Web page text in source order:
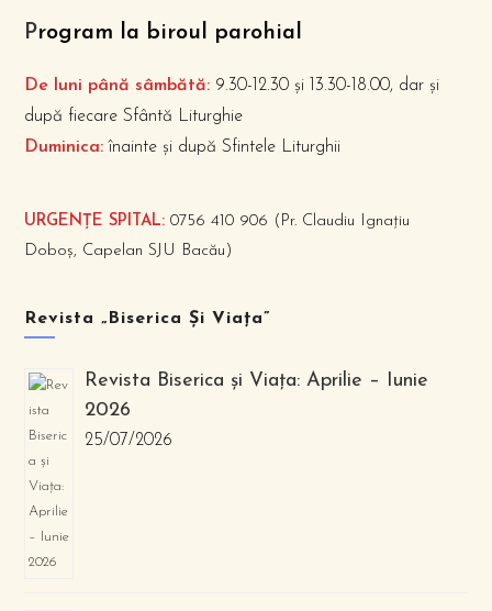
Program la biroul parohial
De luni până sâmbătă: 9.30-12.30 și 13.30-18.00, dar și
după fiecare Sfântă Liturghie
Duminica: înainte și după Sfintele Liturghii
URGENȚE SPITAL: 0756 410 906 (Pr. Claudiu Ignațiu
Doboș, Capelan SJU Bacău)
Revista „Biserica Și Viața”
Revista Biserica și Viața: Aprilie – Iunie
2026
25/07/2026